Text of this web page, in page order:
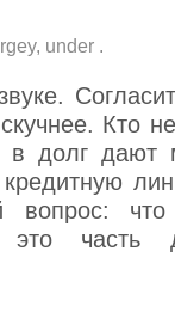
under .
Кто
в долг дают
вопрос:
часть